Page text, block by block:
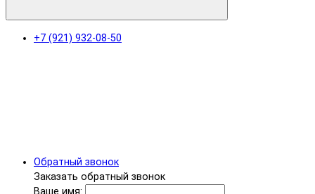
+7 (921) 932-08-50
Обратный звонок
Заказать обратный звонок
Ваше имя: